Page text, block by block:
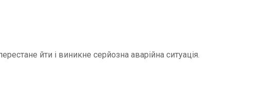
йти і виникне серйозна аварійна ситуація.